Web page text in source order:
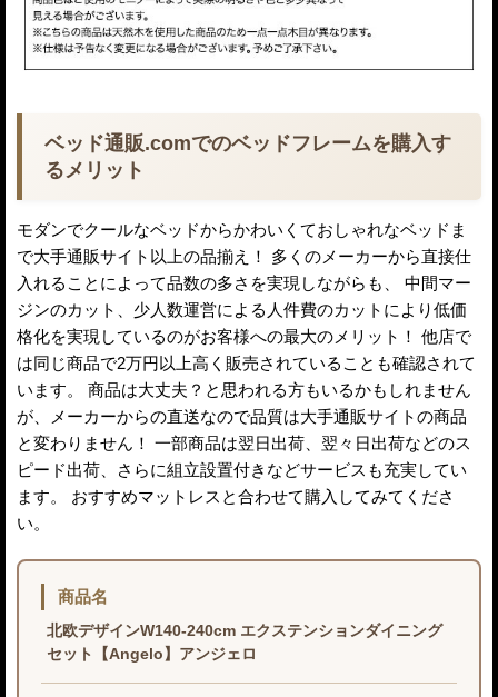
ベッド通販.comでのベッドフレームを購入す
るメリット
モダンでクールなベッドからかわいくておしゃれなベッドま
で大手通販サイト以上の品揃え！ 多くのメーカーから直接仕
入れることによって品数の多さを実現しながらも、 中間マー
ジンのカット、少人数運営による人件費のカットにより低価
格化を実現しているのがお客様への最大のメリット！ 他店で
は同じ商品で2万円以上高く販売されていることも確認されて
います。 商品は大丈夫？と思われる方もいるかもしれません
が、メーカーからの直送なので品質は大手通販サイトの商品
と変わりません！ 一部商品は翌日出荷、翌々日出荷などのス
ピード出荷、さらに組立設置付きなどサービスも充実してい
ます。 おすすめマットレスと合わせて購入してみてくださ
い。
商品名
北欧デザインW140-240cm エクステンションダイニング
セット【Angelo】アンジェロ